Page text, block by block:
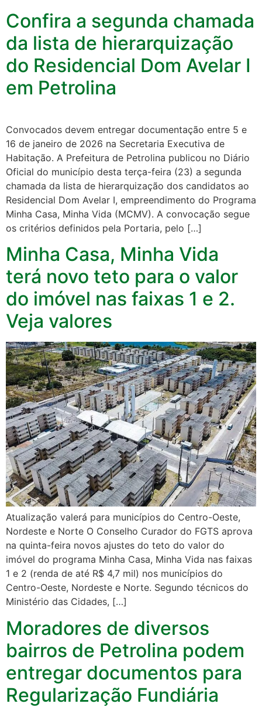
Confira a segunda chamada
da lista de hierarquização
do Residencial Dom Avelar I
em Petrolina
Convocados devem entregar documentação entre 5 e
16 de janeiro de 2026 na Secretaria Executiva de
Habitação. A Prefeitura de Petrolina publicou no Diário
Oficial do município desta terça-feira (23) a segunda
chamada da lista de hierarquização dos candidatos ao
Residencial Dom Avelar I, empreendimento do Programa
Minha Casa, Minha Vida (MCMV). A convocação segue
os critérios definidos pela Portaria, pelo […]
Minha Casa, Minha Vida
terá novo teto para o valor
do imóvel nas faixas 1 e 2.
Veja valores
Atualização valerá para municípios do Centro-Oeste,
Nordeste e Norte O Conselho Curador do FGTS aprova
na quinta-feira novos ajustes do teto do valor do
imóvel do programa Minha Casa, Minha Vida nas faixas
1 e 2 (renda de até R$ 4,7 mil) nos municípios do
Centro-Oeste, Nordeste e Norte. Segundo técnicos do
Ministério das Cidades, […]
Moradores de diversos
bairros de Petrolina podem
entregar documentos para
Regularização Fundiária